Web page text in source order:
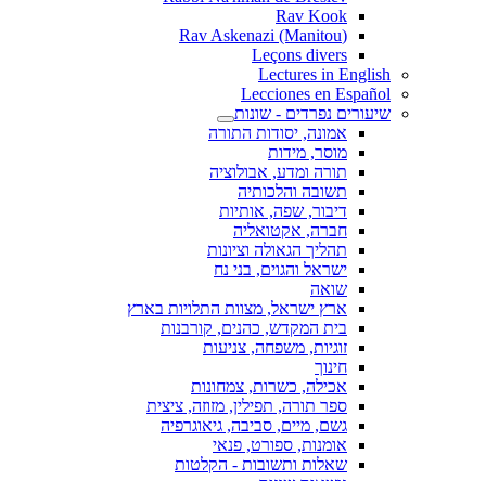
Rav Kook
(Rav Askenazi (Manitou
Leçons divers
Lectures in English
Lecciones en Español
שיעורים נפרדים - שונות
אמונה, יסודות התורה
מוסר, מידות
תורה ומדע, אבולוציה
תשובה והלכותיה
דיבור, שפה, אותיות
חברה, אקטואליה
תהליך הגאולה וציונות
ישראל והגוים, בני נח
שואה
ארץ ישראל, מצוות התלויות בארץ
בית המקדש, כהנים, קורבנות
זוגיות, משפחה, צניעות
חינוך
אכילה, כשרות, צמחונות
ספר תורה, תפילין, מזוזה, ציצית
גשם, מיים, סביבה, גיאוגרפיה
אומנות, ספורט, פנאי
שאלות ותשובות - הקלטות